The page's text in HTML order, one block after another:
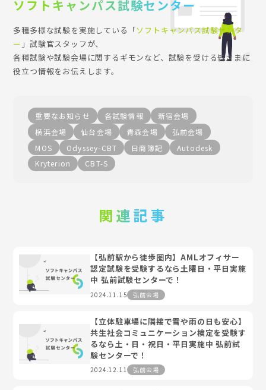
ソフトキャンパス試験センター
多種多様な試験を実施している「ソフトキャンパス試験センタ
ー 」試験官スタッフが、
各種試験や試験会場に関するギモンなど、試験を受ける皆さまに
役立つ情報をお伝えします。
重要なお知らせ 各試験情報
新宿会場
横浜会場
仙台会場 青森会場
弘前会場
MOS
Odyssey-CBT 日商簿記
Autodesk
Kryterion
CBT-S
関連記事
【弘前駅から徒歩圏内】AMLオフィサー
認定試験を受験するなら土曜日・平日実施
中 弘前試験センターで！
2024.11.15 弘前会場
【立体駐車場に隣接で雪や雨の日も安心】
共生社会コミュニケーション検定を受験す
るなら土・日・祝日・平日実施中 弘前試
験センターで！
2024.12.11 弘前会場